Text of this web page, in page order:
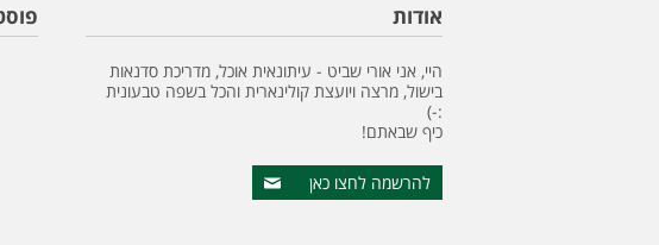
אודות
היי, אני אורי שביט - עיתונאית אוכל, מדריכת סדנאות
בישול, מרצה ויועצת קולינארית והכל בשפה טבעונית
:-)
כיף שבאתם!
להרשמה לחצו כאן